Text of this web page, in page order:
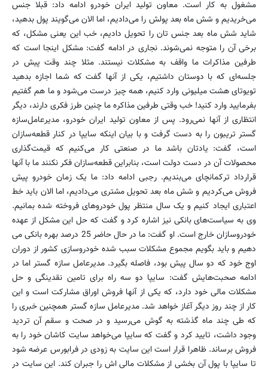
مشغول به کار است. معاون تولید ایران خودرو ادامه داد: قبلا جنس
می‌خریدیم و شش ماه بعد پولش را می‌دادیم، اما الان می‌گویند پول بدهید،
شاید شش ماه بعد جنس تان را تحویل دادیم، خب این یعنی مشکل، که
برخی آن را متوجه نمی‌شوند. نجاری در ادامه گفت: مشکل اینجا است که
طرفین مذاکرات ما واقف به مشکلات نیستند. مثلا چند وقت پیش در
جلسه‌ای که با دوستان داشتیم، یکی از آنها گفت که شما اجازه بدهید
تویوتای هشت میلیونی وارد کنیم، همه چیز درست می‌شود و ما هم گفتیم
بفرمایید وارد کنید! خب وقتی طرفین مذاکره ما چنین طرز فکری دارند، دیگر
انتظاری از آنها نمی‌رود. پس از معاون تولید ایران خودرو، مدیرعامل‌سازه
گستر تریبون را به دست گرفت و با بیان اینکه سایپا در کنار قطعه‌سازان
است، گفت: یادتان باشد ما در صنعتی کار می‌کنیم که قیمت‌گذاری
محصولات آن در دست دولت است، بنابراین قطعه‌سازان فکر نکنند ما با آنها
قرارداد ترکمانچای می‌بندیم. رجبی ادامه داد: ما یک زمان خودرو پیش
فروش می‌کردیم و شش ماه بعد تحویل مشتری می‌دادیم، اما الان باید خط
اعتباری ایجاد کنیم و یک سال منتظر پول خودروهای فروخته شده بمانیم.
وی به سیاست‌های بانکی نیز اشاره کرد و گفت که حل این مشکل از عهده
خودروسازان خارج است. او گفت: ما در حال حاضر 25 درصد بهره بانکی می
دهیم و باید بگویم مجموع مشکلات سبب شده خودروسازی کشور از دوران
اوج خود که دو سال پیش بود، فاصله بگیرد. مدیرعامل ‌سازه گستر اما در
ادامه صحبت‌هایش گفت: سایپا دو سه راه برای تامین نقدینگی و حل
مشکلات مالی خود دارد، که یکی از آنها فروش اوراق مشارکت است و این
کار از چند روز دیگر آغاز خواهد شد. مدیرعامل ‌سازه گستر همچنین خبری را
که طی چند ماه گذشته به گوش می‌رسید و در صحت و سقم آن تردید
وجود داشت، تایید کرد و گفت که سایپا می‌خواهد سایت کاشان خود را به
فروش برساند. ظاهرا قرار است این سایت به زودی در فرابورس عرضه شود
تا سایپا با پول آن بخشی از مشکلات مالی اش را جبران کند. این سایت در